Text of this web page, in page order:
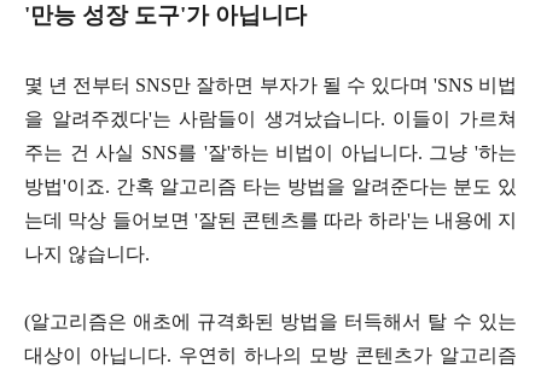
'만능 성장 도구'가 아닙니다
몇 년 전부터 SNS만 잘하면 부자가 될 수 있다며 'SNS 비법
을 알려주겠다'는 사람들이 생겨났습니다. 이들이 가르쳐
주는 건 사실 SNS를 '잘'하는 비법이 아닙니다. 그냥 '하는
방법'이죠. 간혹 알고리즘 타는 방법을 알려준다는 분도 있
는데 막상 들어보면 '잘된 콘텐츠를 따라 하라'는 내용에 지
나지 않습니다.
(알고리즘은 애초에 규격화된 방법을 터득해서 탈 수 있는
대상이 아닙니다. 우연히 하나의 모방 콘텐츠가 알고리즘